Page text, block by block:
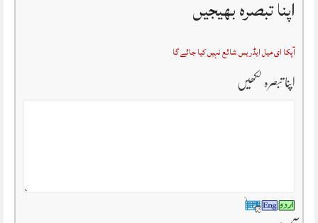
اپنا تبصرہ بھیجیں
آپکا ای میل ایڈریس شائع نہیں کیا جائے گا
اپنا تبصرہ لکھیں